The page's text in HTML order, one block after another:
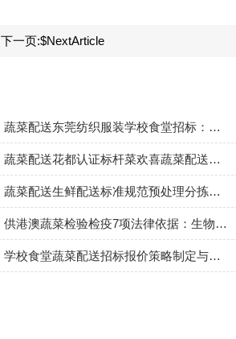
下一页:$NextArticle
蔬菜配送东莞纺织服装学校食堂招标：蔬菜配...
蔬菜配送花都认证标杆菜欢喜蔬菜配送：食安...
蔬菜配送生鲜配送标准规范预处理分拣：健康...
供港澳蔬菜检验检疫7项法律依据：生物安全...
学校食堂蔬菜配送招标报价策略制定与成本控...